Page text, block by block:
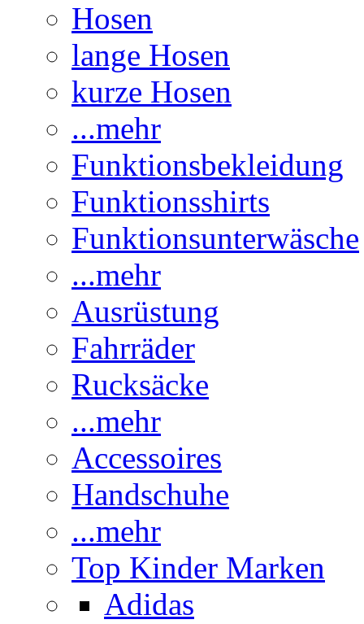
Hosen
lange Hosen
kurze Hosen
...mehr
Funktionsbekleidung
Funktionsshirts
Funktionsunterwäsche
...mehr
Ausrüstung
Fahrräder
Rucksäcke
...mehr
Accessoires
Handschuhe
...mehr
Top Kinder Marken
Adidas